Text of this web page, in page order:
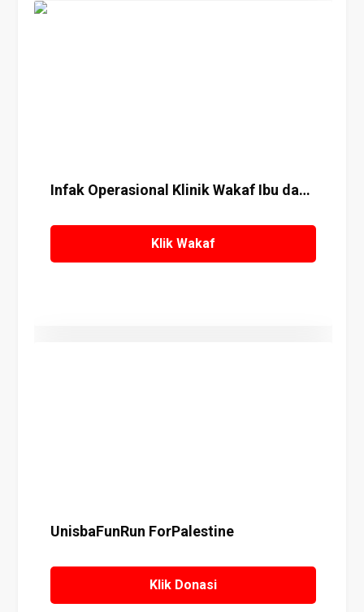
Infak Operasional Klinik Wakaf Ibu dan Anak
Klik Wakaf
UnisbaFunRun ForPalestine
Klik Donasi